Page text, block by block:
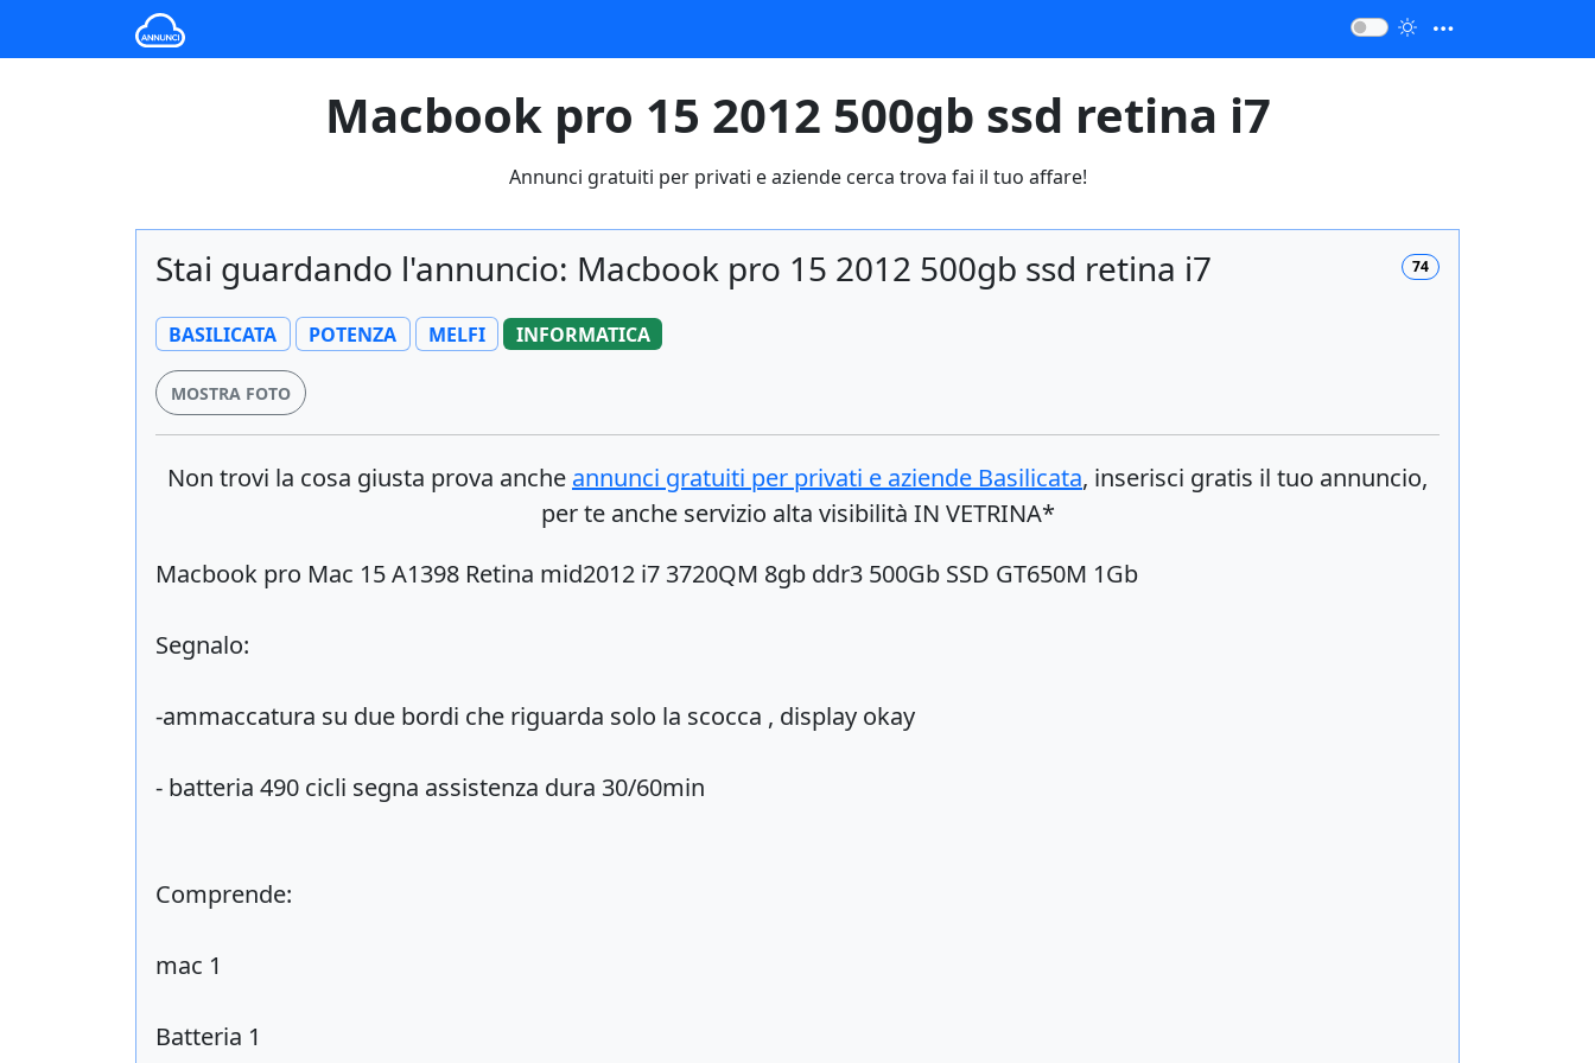
Macbook pro 15 2012 500gb ssd retina i7
Annunci gratuiti per privati e aziende cerca trova fai il tuo affare!
74
Stai guardando l'annuncio: Macbook pro 15 2012 500gb ssd retina i7
BASILICATA POTENZA MELFI INFORMATICA
MOSTRA FOTO
Non trovi la cosa giusta prova anche annunci gratuiti per privati e aziende Basilicata, inserisci gratis il tuo annuncio,
per te anche servizio alta visibilità IN VETRINA*
Macbook pro Mac 15 A1398 Retina mid2012 i7 3720QM 8gb ddr3 500Gb SSD GT650M 1Gb
Segnalo:
-ammaccatura su due bordi che riguarda solo la scocca , display okay
- batteria 490 cicli segna assistenza dura 30/60min
Comprende:
mac 1
Batteria 1